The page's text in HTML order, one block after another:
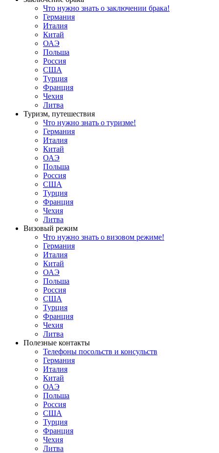
Что нужно знать о заключении брака!
Германия
Италия
Китай
ОАЭ
Польша
Россия
США
Турция
Франция
Чехия
Литва
Туризм, путешествия
Что нужно знать о туризме!
Германия
Италия
Китай
ОАЭ
Польша
Россия
США
Турция
Франция
Чехия
Литва
Визовый режим
Что нужно знать о визовом режиме!
Германия
Италия
Китай
ОАЭ
Польша
Россия
США
Турция
Франция
Чехия
Литва
Полезные контакты
Телефоны посольств и консульств
Германия
Италия
Китай
ОАЭ
Польша
Россия
США
Турция
Франция
Чехия
Литва